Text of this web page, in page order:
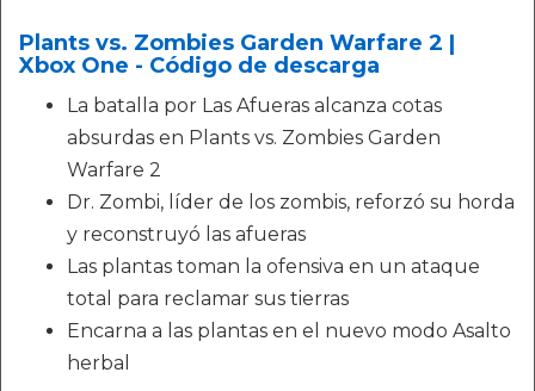
Plants vs. Zombies Garden Warfare 2 |
Xbox One - Código de descarga
La batalla por Las Afueras alcanza cotas
absurdas en Plants vs. Zombies Garden
Warfare 2
Dr. Zombi, líder de los zombis, reforzó su horda
y reconstruyó las afueras
Las plantas toman la ofensiva en un ataque
total para reclamar sus tierras
Encarna a las plantas en el nuevo modo Asalto
herbal